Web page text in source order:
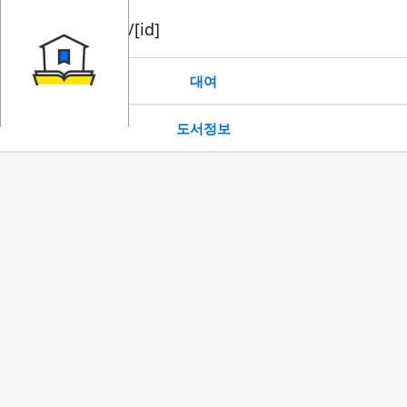
book/rent/[id]
대여
도서정보